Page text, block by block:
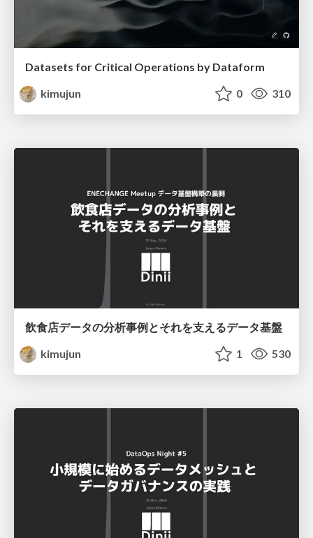
Datasets for Critical Operations by Dataform
kimujun
0 310
飲食店データの分析事例とそれを支えるデータ基盤
kimujun
1 530